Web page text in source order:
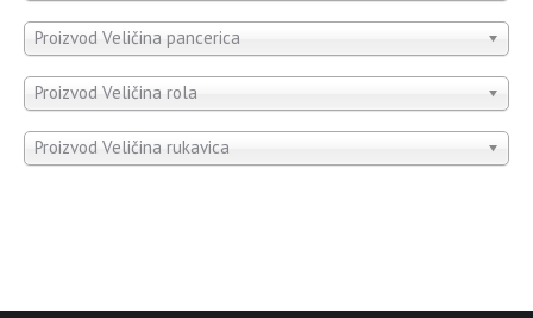
Proizvod Veličina pancerica
Proizvod Veličina rola
Proizvod Veličina rukavica